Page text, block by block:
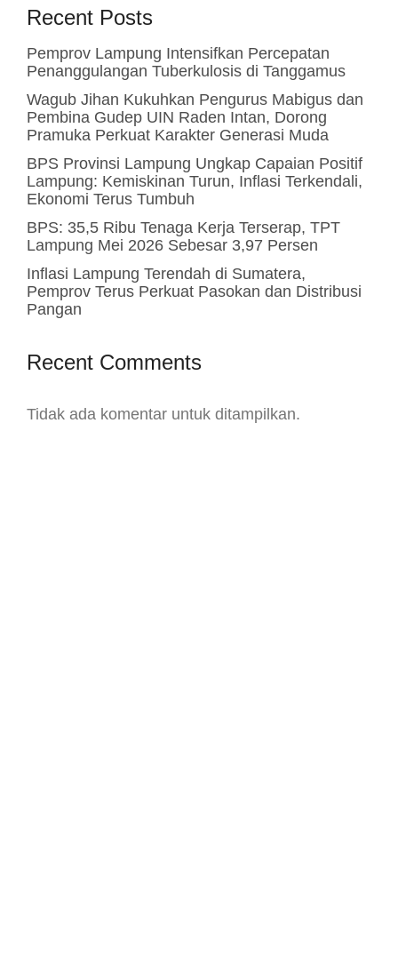
Recent Posts
Pemprov Lampung Intensifkan Percepatan
Penanggulangan Tuberkulosis di Tanggamus
Wagub Jihan Kukuhkan Pengurus Mabigus dan
Pembina Gudep UIN Raden Intan, Dorong
Pramuka Perkuat Karakter Generasi Muda
BPS Provinsi Lampung Ungkap Capaian Positif
Lampung: Kemiskinan Turun, Inflasi Terkendali,
Ekonomi Terus Tumbuh
BPS: 35,5 Ribu Tenaga Kerja Terserap, TPT
Lampung Mei 2026 Sebesar 3,97 Persen
Inflasi Lampung Terendah di Sumatera,
Pemprov Terus Perkuat Pasokan dan Distribusi
Pangan
Recent Comments
Tidak ada komentar untuk ditampilkan.